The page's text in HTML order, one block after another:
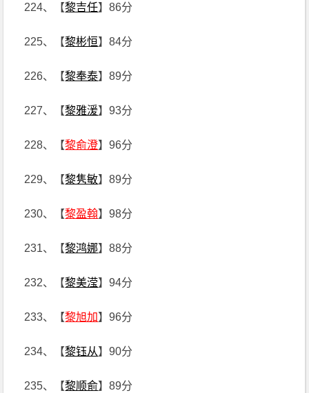
224、【黎吉任】86分
225、【黎彬恒】84分
226、【黎奉泰】89分
227、【黎雅湲】93分
228、【黎俞澄】96分
229、【黎隽敏】89分
230、【黎盈翰】98分
231、【黎鸿娜】88分
232、【黎美滢】94分
233、【黎旭加】96分
234、【黎钰从】90分
235、【黎顺俞】89分